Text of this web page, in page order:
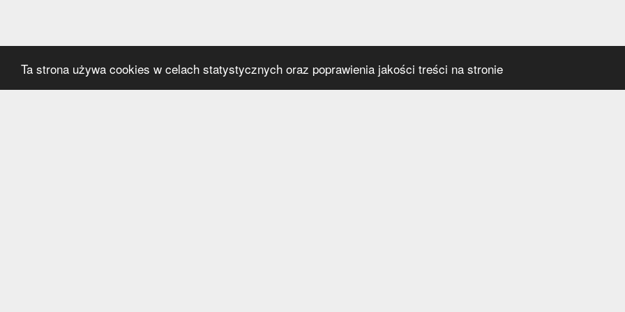
Ta strona używa cookies w celach statystycznych oraz poprawienia jakości treści na stronie